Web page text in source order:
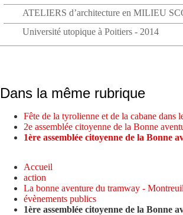
ATELIERS d’architecture en MILIEU
Université utopique à Poitiers - 2014
Dans la même rubrique
Fête de la tyrolienne et de la cabane dans
2e assemblée citoyenne de la Bonne
1ère assemblée citoyenne de la Bonne
Accueil
action
La bonne aventure du tramway -
évènements publics
1ère assemblée citoyenne de la Bonne